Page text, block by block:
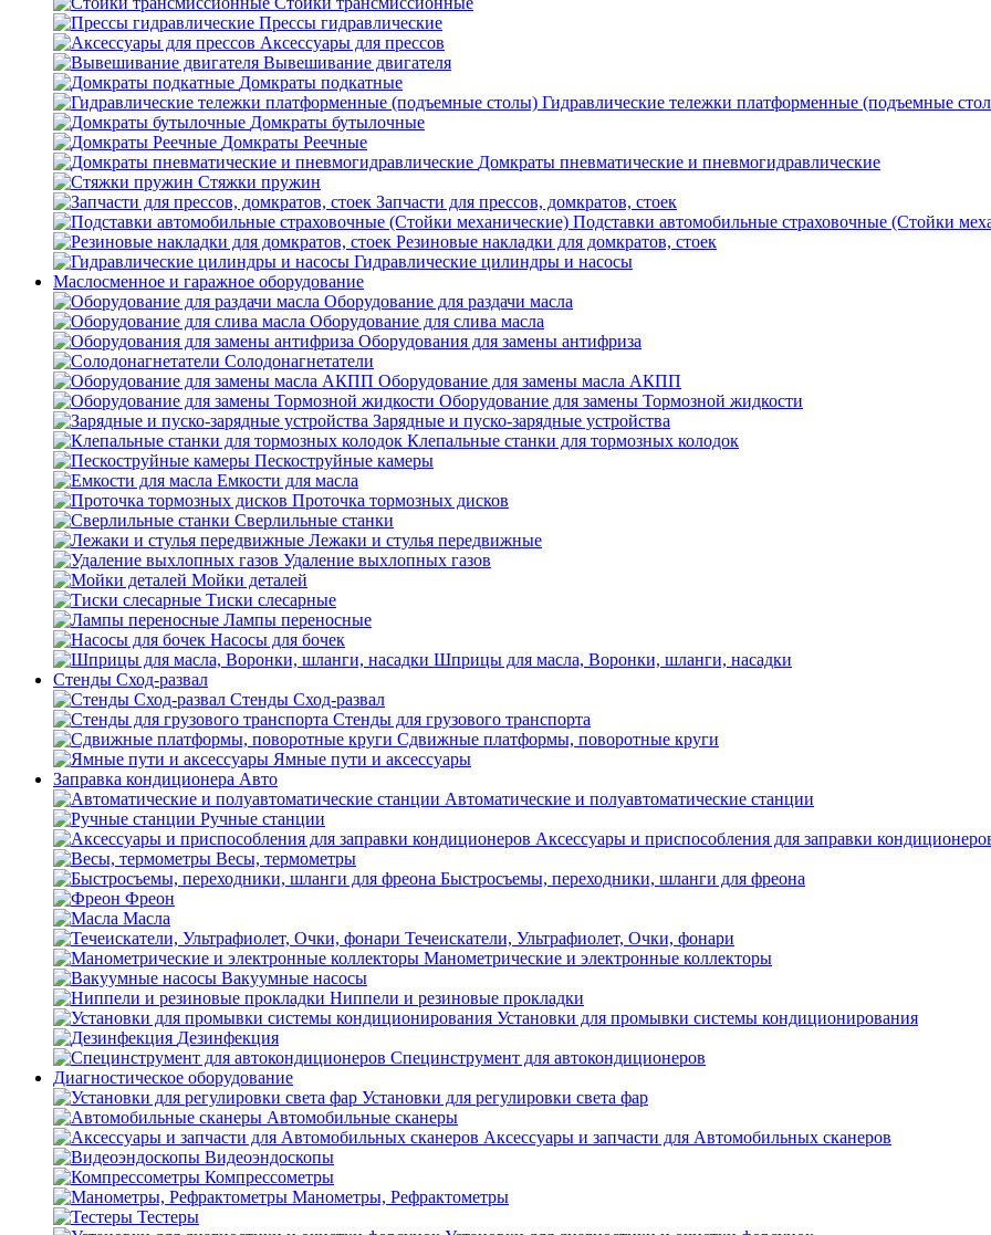
Прессы гидравлические
Аксессуары для прессов
Вывешивание двигателя
Домкраты подкатные
Гидравлические тележки платформенные (подъемные
Домкраты бутылочные
Домкраты Реечные
Домкраты пневматические и пневмогидравлические
Стяжки пружин
Запчасти для прессов, домкратов, стоек
Подставки автомобильные страховочные (Стойки
Резиновые накладки для домкратов, стоек
Гидравлические цилиндры и насосы
Маслосменное и гаражное оборудование
Оборудование для раздачи масла
Оборудование для слива масла
Оборудования для замены антифриза
Солодонагнетатели
Оборудование для замены масла АКПП
Оборудование для замены Тормозной жидкости
Зарядные и пуско-зарядные устройства
Клепальные станки для тормозных колодок
Пескоструйные камеры
Емкости для масла
Проточка тормозных дисков
Сверлильные станки
Лежаки и стулья передвижные
Удаление выхлопных газов
Мойки деталей
Тиски слесарные
Лампы переносные
Насосы для бочек
Шприцы для масла, Воронки, шланги, насадки
Стенды Сход-развал
Стенды Сход-развал
Стенды для грузового транспорта
Сдвижные платформы, поворотные круги
Ямные пути и аксессуары
Заправка кондиционера Авто
Автоматические и полуавтоматические станции
Ручные станции
Аксессуары и приспособления для заправки
Весы, термометры
Быстросъемы, переходники, шланги для фреона
Фреон
Масла
Течеискатели, Ультрафиолет, Очки, фонари
Манометрические и электронные коллекторы
Вакуумные насосы
Ниппели и резиновые прокладки
Установки для промывки системы кондиционирования
Дезинфекция
Специнструмент для автокондиционеров
Диагностическое оборудование
Установки для регулировки света фар
Автомобильные сканеры
Аксессуары и запчасти для Автомобильных сканеров
Видеоэндоскопы
Компрессометры
Манометры, Рефрактометры
Тестеры